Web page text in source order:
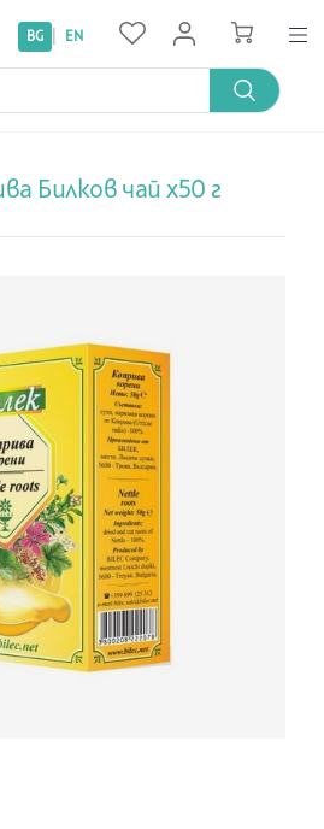
BG EN
Билков чай х50 г